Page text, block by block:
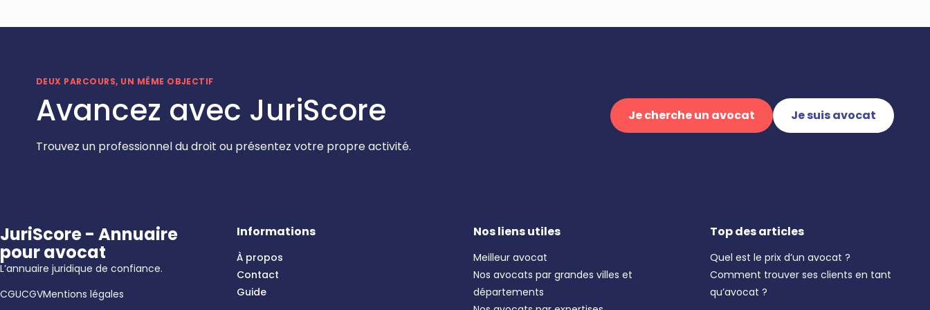
DEUX PARCOURS, UN MÊME OBJECTIF
Avancez avec JuriScore
Trouvez un professionnel du droit ou présentez votre propre activité.
Je cherche un avocat Je suis avocat
JuriScore - Annuaire
pour avocat
L’annuaire juridique de confiance.
CGUCGVMentions légales
Informations
À propos
Contact
Guide
Nos liens utiles
Meilleur avocat
Nos avocats par grandes villes et
départements
Top des articles
Quel est le prix d’un avocat ?
Comment trouver ses clients en tant
qu’avocat ?